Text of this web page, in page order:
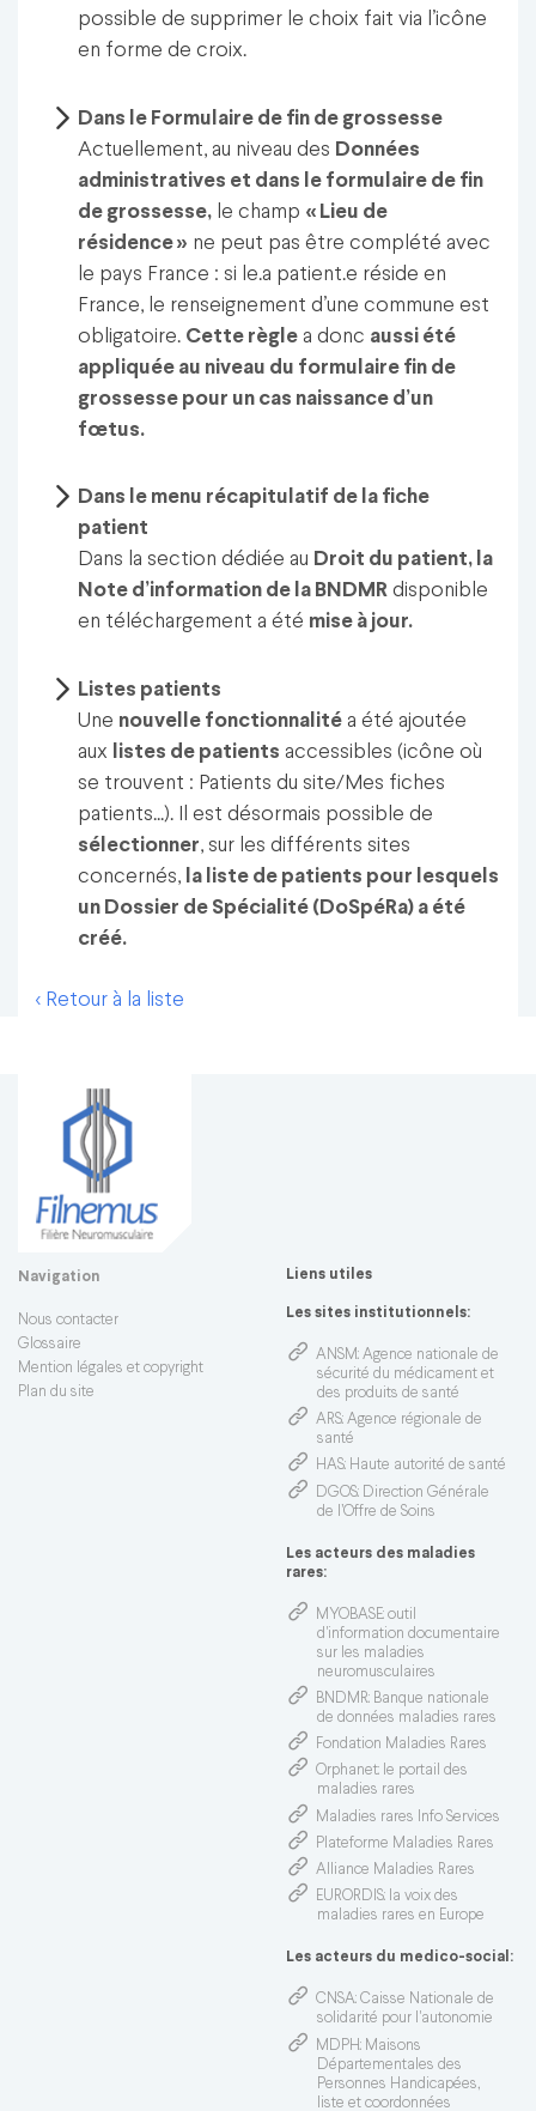
possible de supprimer le choix fait via l’icône
en forme de croix.
Dans le Formulaire de fin de grossesse
Actuellement, au niveau des Données
administratives et dans le formulaire de fin
de grossesse, le champ « Lieu de
résidence » ne peut pas être complété avec
le pays France : si le.a patient.e réside en
France, le renseignement d’une commune est
obligatoire. Cette règle a donc aussi été
appliquée au niveau du formulaire fin de
grossesse pour un cas naissance d’un
fœtus.
Dans le menu récapitulatif de la fiche
patient
Dans la section dédiée au Droit du patient, la
Note d’information de la BNDMR disponible
en téléchargement a été mise à jour.
Listes patients
Une nouvelle fonctionnalité a été ajoutée
aux
listes de patients accessibles (icône où
se trouvent : Patients du site/Mes fiches
patients...). Il est désormais possible de
sélectionner, sur les différents sites
concernés, la liste de patients pour lesquels
un Dossier de Spécialité (DoSpéRa) a été
créé.
< Retour à la liste
Navigation
Nous contacter
Glossaire
Mention légales et copyright
Plan du site
Liens utiles
Les sites institutionnels:
ANSM: Agence nationale de
sécurité du médicament et
des produits de santé
ARS: Agence régionale de
santé
HAS: Haute autorité de santé
DGOS: Direction Générale
de l’Offre de Soins
Les acteurs des maladies
rares:
MYOBASE: outil
d'information documentaire
sur les maladies
neuromusculaires
BNDMR: Banque nationale
de données maladies rares
Fondation Maladies Rares
Orphanet: le portail des
maladies rares
Maladies rares Info Services
Plateforme Maladies Rares
Alliance Maladies Rares
EURORDIS: la voix des
maladies rares en Europe
Les acteurs du medico-social:
CNSA: Caisse Nationale de
solidarité pour l'autonomie
MDPH: Maisons
Départementales des
Personnes Handicapées,
liste et coordonnées